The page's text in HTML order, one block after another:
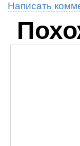
Написать